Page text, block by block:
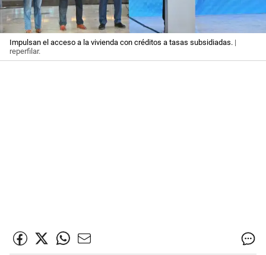
Impulsan el acceso a la vivienda con créditos a tasas subsidiadas. |
reperfilar.